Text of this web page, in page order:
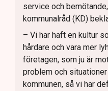
service och
kommunalråd (KD)
– Vi har haft en kultur
hårdare och vara mer
företagen, som ju är
problem och situationer
kommunen, så vi har